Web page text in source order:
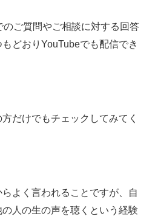
ご質問やご相談に対する回答
どおりYouTubeでも配信でき
だけでもチェックしてみてく
よく言われることですが、自
人の生の声を聴くという経験